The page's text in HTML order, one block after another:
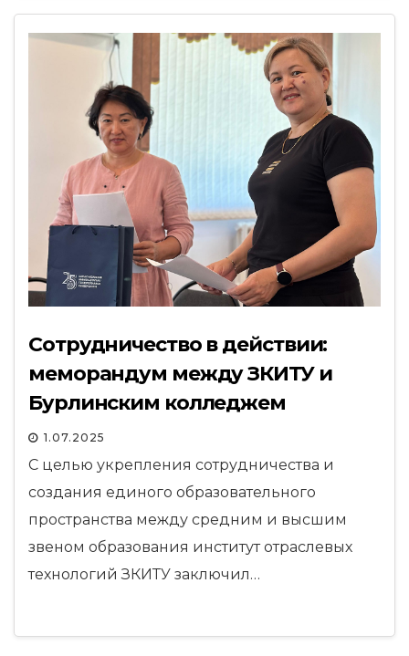
Сотрудничество в действии:
меморандум между ЗКИТУ и
Бурлинским колледжем
1.07.2025
С целью укрепления сотрудничества и
создания единого образовательного
пространства между средним и высшим
звеном образования институт отраслевых
технологий ЗКИТУ заключил…